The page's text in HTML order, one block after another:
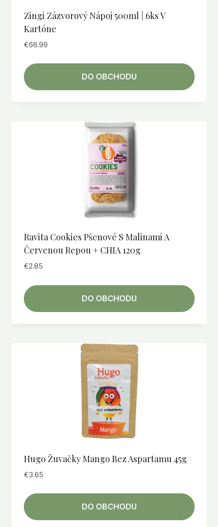
Zingi Zázvorový Nápoj 500ml | 6ks V
Kartóne
€66.99
DO OBCHODU
Ravita Cookies Pšenové S Malinami A
Červenou Repou + CHIA 120g
€2.85
DO OBCHODU
Hugo Žuvačky Mango Bez Aspartamu 45g
€3.65
DO OBCHODU